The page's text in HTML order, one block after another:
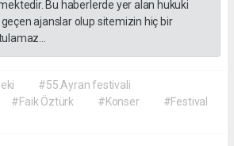
Bu haberlerde yer alan hukuki
ajanslar olup sitemizin hiç bir
#55.Ayran festivali
#Faik Öztürk #Konser
#Festival